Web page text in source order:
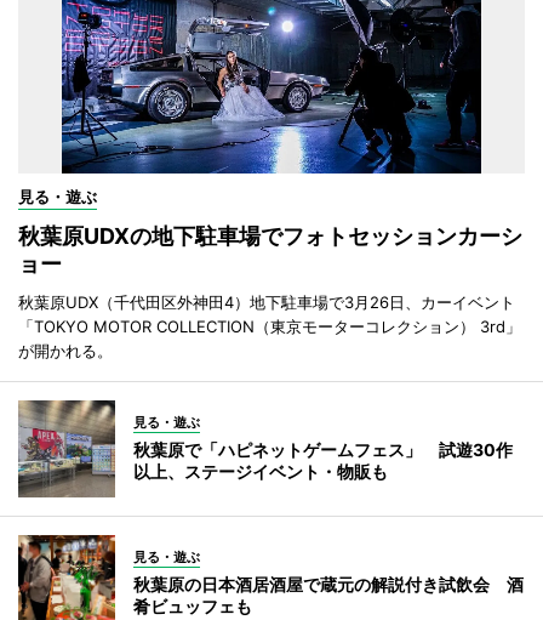
見る・遊ぶ
秋葉原UDXの地下駐車場でフォトセッションカーシ
ョー
秋葉原UDX（千代田区外神田4）地下駐車場で3月26日、カーイベント
「TOKYO MOTOR COLLECTION（東京モーターコレクション） 3rd」
が開かれる。
見る・遊ぶ
秋葉原で「ハピネットゲームフェス」 試遊30作
以上、ステージイベント・物販も
見る・遊ぶ
秋葉原の日本酒居酒屋で蔵元の解説付き試飲会 酒
肴ビュッフェも